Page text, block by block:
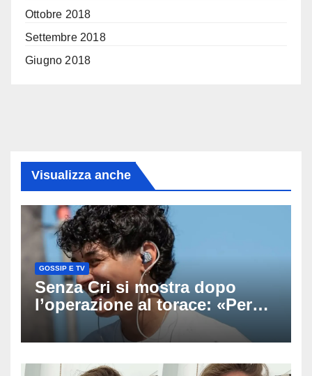
Ottobre 2018
Settembre 2018
Giugno 2018
Visualizza anche
GOSSIP E TV
Senza Cri si mostra dopo
l’operazione al torace: «Per
anni mi sentivo in trappola», il
racconto sul difficile percorso